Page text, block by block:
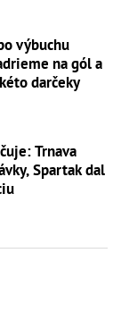
výbuchu
na gól a
darčeky
Trnava
Spartak dal